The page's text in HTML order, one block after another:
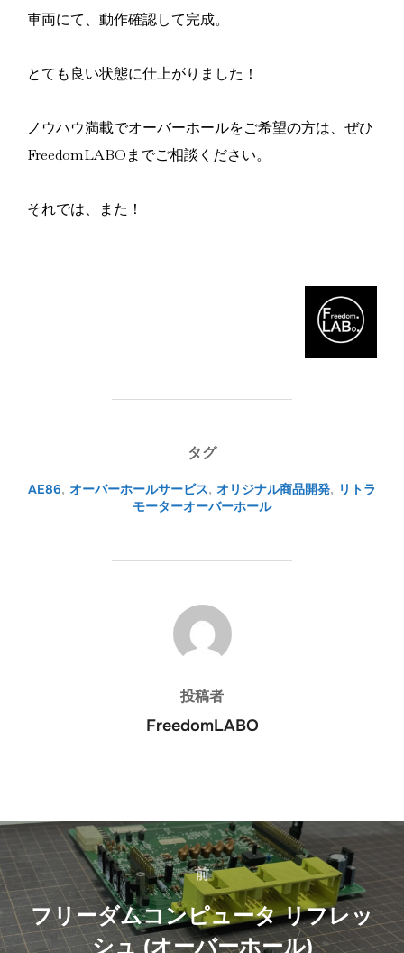
車両にて、動作確認して完成。
とても良い状態に仕上がりました！
ノウハウ満載でオーバーホールをご希望の方は、ぜひ
FreedomLABOまでご相談ください。
それでは、また！
タグ
AE86, オーバーホールサービス, オリジナル商品開発, リトラ
モーターオーバーホール
投稿者
投稿者
FreedomLABO
投
稿
ナ
前
前
フリーダムコンピュータ リフレッ
シュ (オーバーホール)